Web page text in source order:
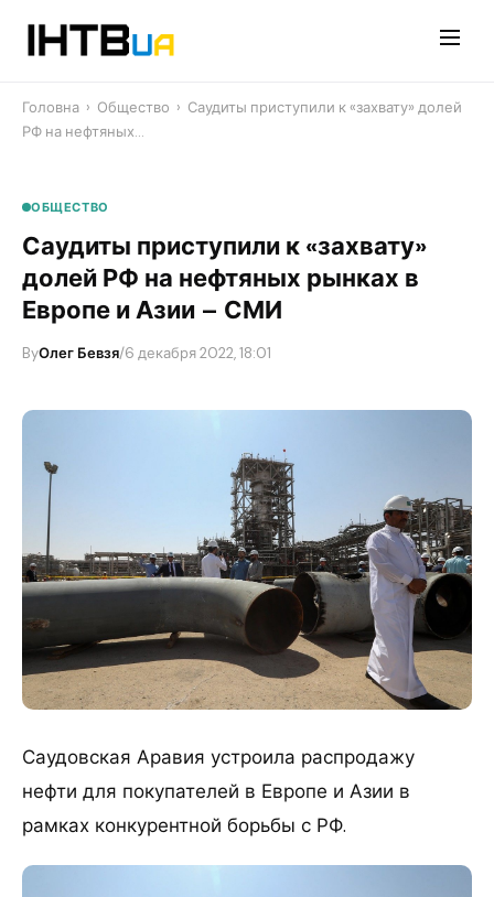
Головна › Общество › ​Саудиты приступили к «захвату» долей
РФ на нефтяных…
ОБЩЕСТВО
​Саудиты приступили к «захвату»
долей РФ на нефтяных рынках в
Европе и Азии – СМИ
ByОлег Бевзя/6 декабря 2022, 18:01
Саудовская Аравия устроила распродажу
нефти для покупателей в Европе и Азии в
рамках конкурентной борьбы с РФ.